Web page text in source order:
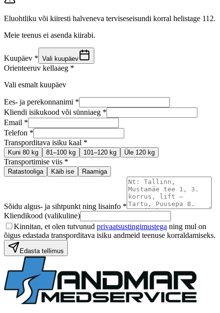
Eluohtliku või kiiresti halveneva terviseseisundi korral helistage 112.
Meie teenus ei asenda kiirabi.
Kuupäev * Vali kuupäev
Orienteeruv kellaaeg *
Vali esmalt kuupäev
Ees- ja perekonnanimi *
Kliendi isikukood või sünniaeg *
Email *
Telefon *
Transporditava isiku kaal *
Kuni 80 kg 81–100 kg 101–120 kg Üle 120 kg
Transportimise viis *
Ratastooliga Käib ise Raamiga
Sõidu algus- ja sihtpunkt ning lisainfo *
Kliendikood (valikuline)
Kinnitan, et olen tutvunud privaatsustingimustega ning mul on
õigus edastada transporditava isiku andmeid teenuse korraldamiseks.
Edasta tellimus